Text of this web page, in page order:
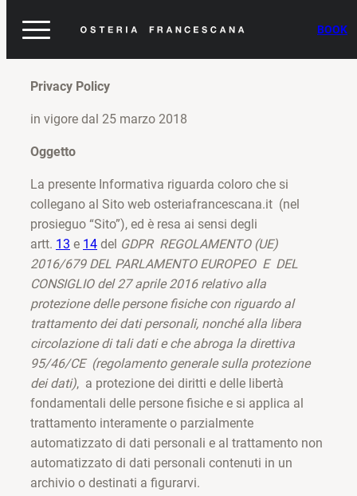
BOOK
Privacy Policy
in vigore dal 25 marzo 2018
Oggetto
La presente Informativa riguarda coloro che si
collegano al Sito web osteriafrancescana.it (nel
prosieguo “Sito”), ed è resa ai sensi degli
artt. 13 e 14 del GDPR REGOLAMENTO (UE)
2016/679 DEL PARLAMENTO EUROPEO E DEL
CONSIGLIO del 27 aprile 2016 relativo alla
protezione delle persone fisiche con riguardo al
trattamento dei dati personali, nonché alla libera
circolazione di tali dati e che abroga la direttiva
95/46/CE (regolamento generale sulla protezione
dei dati), a protezione dei diritti e delle libertà
fondamentali delle persone fisiche e si applica al
trattamento interamente o parzialmente
automatizzato di dati personali e al trattamento non
automatizzato di dati personali contenuti in un
archivio o destinati a figurarvi.